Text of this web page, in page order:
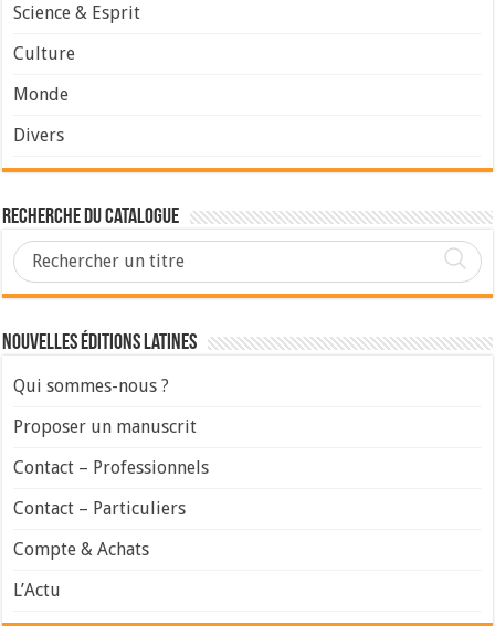
Science & Esprit
Culture
Monde
Divers
Recherche du Catalogue
Nouvelles Éditions Latines
Qui sommes-nous ?
Proposer un manuscrit
Contact – Professionnels
Contact – Particuliers
Compte & Achats
L’Actu